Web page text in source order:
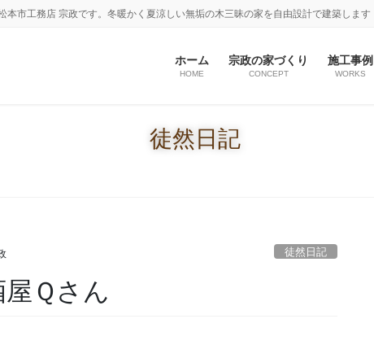
市工務店 宗政です。冬暖かく夏涼しい無垢の木三昧の家を自由設計で建築します
ホーム
HOME
宗政の家づくり
CONCEPT
施工事例
WORKS
徒然日記
徒然日記
Ｑさん